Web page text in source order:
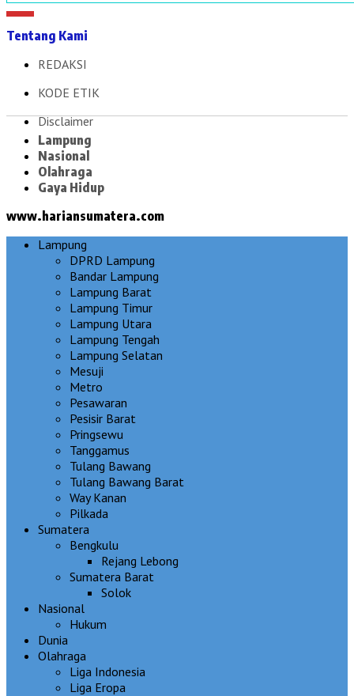
Tentang Kami
REDAKSI
KODE ETIK
Disclaimer
Lampung
Nasional
Olahraga
Gaya Hidup
www.hariansumatera.com
Lampung
DPRD Lampung
Bandar Lampung
Lampung Barat
Lampung Timur
Lampung Utara
Lampung Tengah
Lampung Selatan
Mesuji
Metro
Pesawaran
Pesisir Barat
Pringsewu
Tanggamus
Tulang Bawang
Tulang Bawang Barat
Way Kanan
Pilkada
Sumatera
Bengkulu
Rejang Lebong
Sumatera Barat
Solok
Nasional
Hukum
Dunia
Olahraga
Liga Indonesia
Liga Eropa